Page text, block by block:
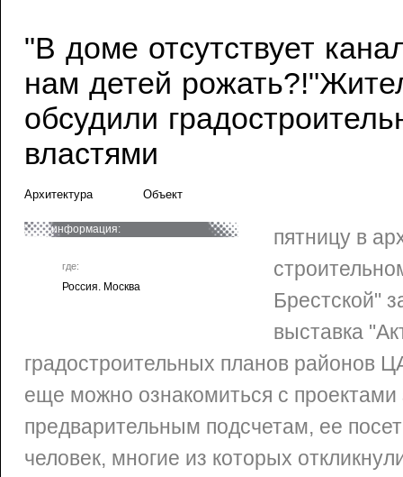
"В доме отсутствует
нам детей
обсудили
властями
Архитектура Объект
информация:
где:
Россия. Москва
пятницу в
Брестской"
выставка
градостроительных планов районов
еще можно ознакомиться с проектами
предварительным подсчетам, ее
человек, многие из которых